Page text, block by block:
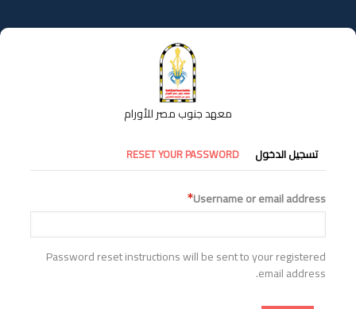
إلى
المحتوى
معهد جنوب مصر للأورام
التبويبات
الأساسية
تسجيل الدخول RESET YOUR PASSWORD
Username or email address
Password reset instructions will be sent to your registered
email address.